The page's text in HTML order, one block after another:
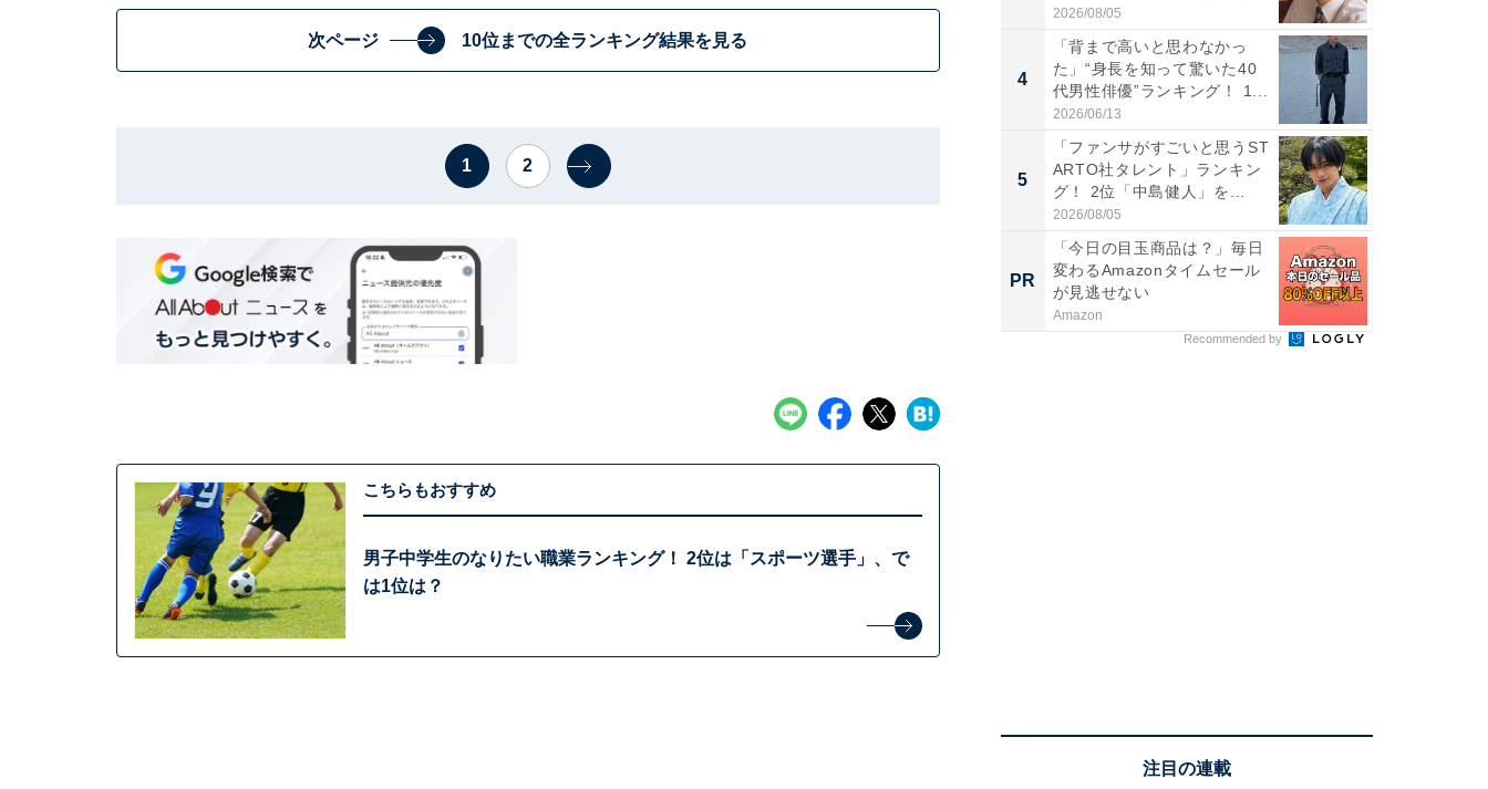
次ページ 10位までの全ランキング結果を見る
1 2
こちらもおすすめ
男子中学生のなりたい職業ランキング！ 2位は「スポーツ選手」、で
は1位は？
2026/08/05
4
「背まで高いと思わなかっ
た」“身長を知って驚いた40
代男性俳優”ランキング！ 1...
2026/06/13
5
「ファンサがすごいと思うST
ARTO社タレント」ランキン
グ！ 2位「中島健人」を...
2026/08/05
PR
「今日の目玉商品は？」毎日
変わるAmazonタイムセール
が見逃せない
Amazon
Recommended by
注目の連載